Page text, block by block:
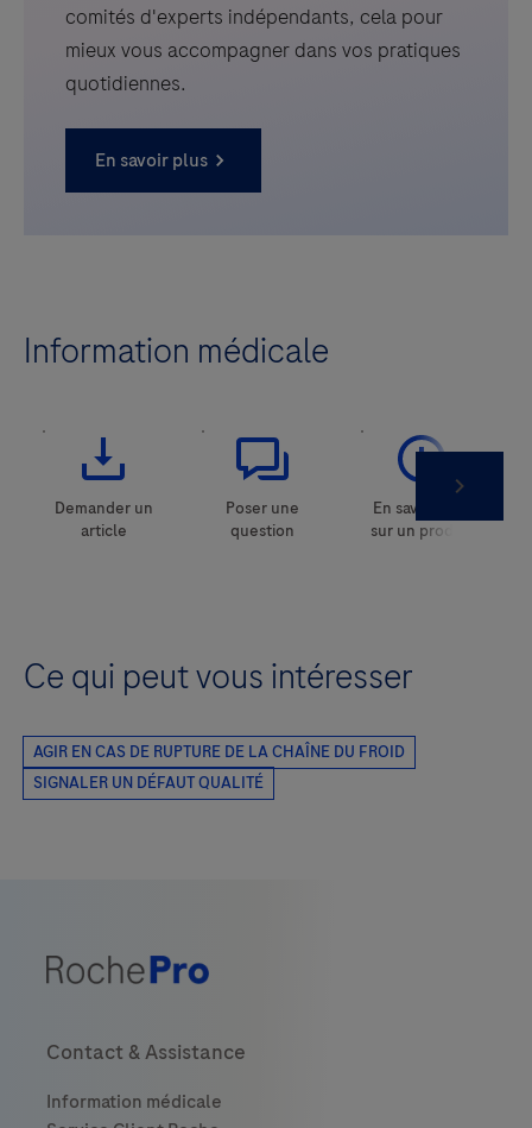
comités d'experts indépendants, cela pour
mieux vous accompagner dans vos pratiques
quotidiennes.
En savoir plus
Information médicale
Ce qui peut vous intéresser
Contact & Assistance